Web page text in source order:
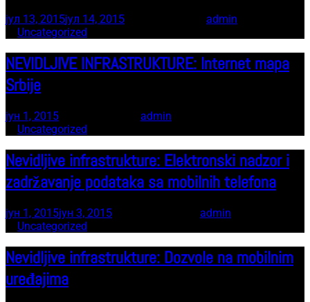
јул 13, 2015јул 14, 2015
admin
Uncategorized
NEVIDLJIVE INFRASTRUKTURE: Internet mapa
Srbije
јун 1, 2015
admin
Uncategorized
Nevidljive infrastrukture: Elektronski nadzor i
zadržavanje podataka sa mobilnih telefona
јун 1, 2015јун 3, 2015
admin
Uncategorized
Nevidljive infrastrukture: Dozvole na mobilnim
uređajima